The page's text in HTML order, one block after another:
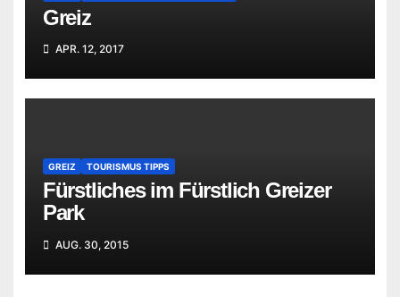
Greiz
APR. 12, 2017
GREIZ TOURISMUS TIPPS
Fürstliches im Fürstlich Greizer
Park
AUG. 30, 2015